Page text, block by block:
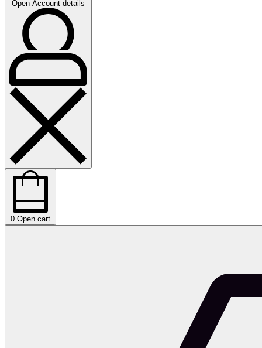
Open Account details
0 Open cart